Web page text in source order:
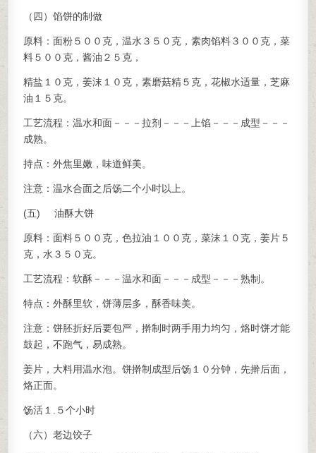
（四）馅饼的制做
原料：面粉５００克，温水３５０克，素肉馅料３００克，菜
料５００克，酱油２５克，
精盐１０克，姜沫１０克，素磨菇精５克，花椒水适量，芝麻
油１５克。
工艺流程：温水和面－－－拉剂－－－上馅－－－成型－－－
成熟。
持点：外焦里嫩，味道鲜美。
注意：温水合面之后饧二个小时以上。
(五) 油酥大饼
原料：面料５００克，色拉油１００克，菜沫１０克，姜片５
克，水３５０克。
工艺流程：软酥－－－温水和面－－－成型－－－熟制。
特点：外酥里软，饼薄层多，酥香味美。
注意：饼胚折好后要包严，擀制时两手用力均匀，烙时饼才能
鼓起，不跑气，易成熟。
姜片，大料用温水泡。饼擀制成型后饧１０分钟，先擀后面，
烙正面。
饧活１.５个小时
（六）老边饺子